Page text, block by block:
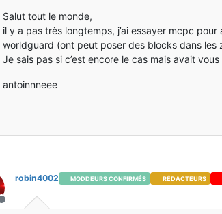
Salut tout le monde,
il y a pas très longtemps, j’ai essayer mcpc
worldguard (ont peut poser des blocks dans les
Je sais pas si c’est encore le cas mais avait
antoinnneee
Hors-ligne
robin4002 MODDEURS CONFIRMÉS RÉDACTEURS